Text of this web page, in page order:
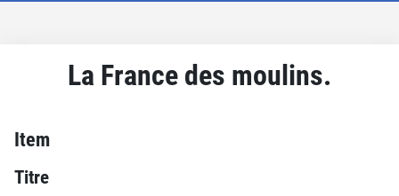
La France des moulins.
Item
Titre